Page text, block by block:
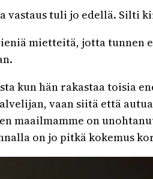
vastaus tuli jo edellä. Silti
mietteitä, jotta tunnen
kun hän rakastaa toisia
vaan siitä että
maailmamme on
on jo pitkä kokemus